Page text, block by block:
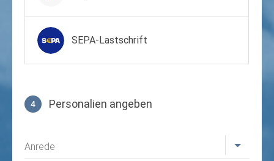
SEPA-Lastschrift
4 Personalien angeben
Anrede